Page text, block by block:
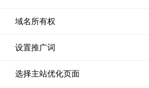
域名所有权
设置推广词
选择主站优化页面